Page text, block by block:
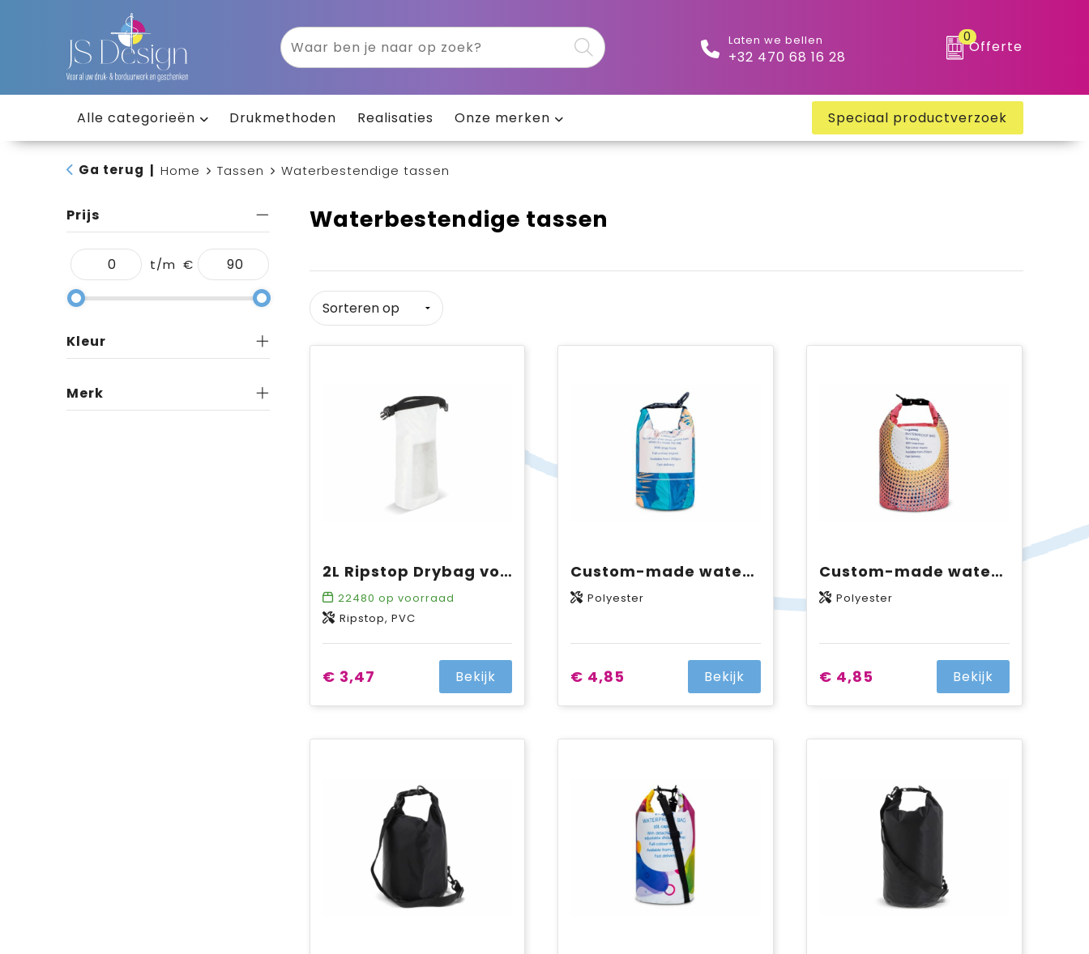
Laten we bellen
+32 470 68 16 28
0
Offerte
Alle categorieën Drukmethoden Realisaties Onze merken Speciaal productverzoek
Ga terug Home Tassen Waterbestendige tassen
Prijs
t/m €
Kleur
Merk
Waterbestendige tassen
2L Ripstop Drybag voor Mobiele Telefoon IPX6
22480 op voorraad
Ripstop, PVC
€ 3,47 Bekijk
Custom-made waterwerende tas 2,5L IPX6
Polyester
€ 4,85 Bekijk
Custom-made waterwerende tas 5L IPX5
Polyester
€ 4,85 Bekijk